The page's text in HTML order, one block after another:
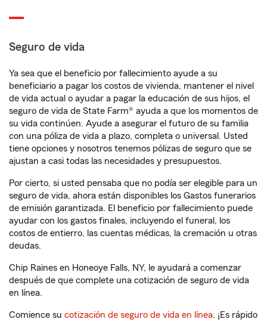
Seguro de vida
Ya sea que el beneficio por fallecimiento ayude a su
beneficiario a pagar los costos de vivienda, mantener el nivel
de vida actual o ayudar a pagar la educación de sus hijos, el
seguro de vida de State Farm® ayuda a que los momentos de
su vida continúen. Ayude a asegurar el futuro de su familia
con una póliza de vida a plazo, completa o universal. Usted
tiene opciones y nosotros tenemos pólizas de seguro que se
ajustan a casi todas las necesidades y presupuestos.
Por cierto, si usted pensaba que no podía ser elegible para un
seguro de vida, ahora están disponibles los Gastos funerarios
de emisión garantizada. El beneficio por fallecimiento puede
ayudar con los gastos finales, incluyendo el funeral, los
costos de entierro, las cuentas médicas, la cremación u otras
deudas.
Chip Raines en Honeoye Falls, NY, le ayudará a comenzar
después de que complete una cotización de seguro de vida
en línea.
Comience su cotización de seguro de vida en línea. ¡Es rápido